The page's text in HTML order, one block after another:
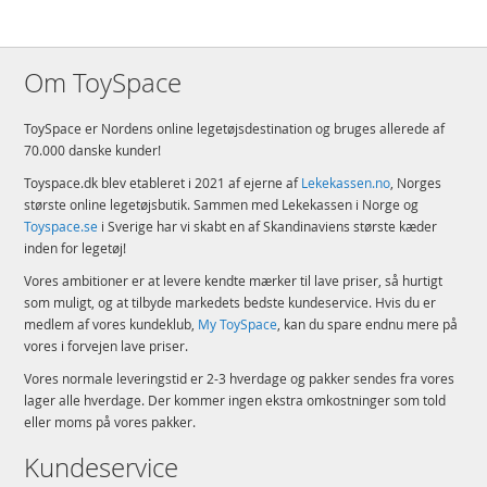
Detaljer:
Antal klodser: 2750
Produktdetaljer
Model
5702017812823
Mærke LEGO
Om ToySpace
ToySpace er Nordens online legetøjsdestination og bruges allerede af
70.000 danske kunder!
Toyspace.dk blev etableret i 2021 af ejerne afLekekassen.no, Norges
største online legetøjsbutik. Sammen med Lekekassen i Norge og
Toyspace.se i Sverige har vi skabt en af Skandinaviens største kæder
inden for legetøj!
Vores ambitioner er at levere kendte mærker til lave priser, så hurtigt
som muligt, og at tilbyde markedets bedste kundeservice. Hvis du er
medlem af vores kundeklub, My ToySpace, kan du spare endnu mere på
vores i forvejen lave priser.
Vores normale leveringstid er 2-3 hverdage og pakker sendes fra vores
lager alle hverdage. Der kommer ingen ekstra omkostninger som told
eller moms på vores pakker.
Kundeservice